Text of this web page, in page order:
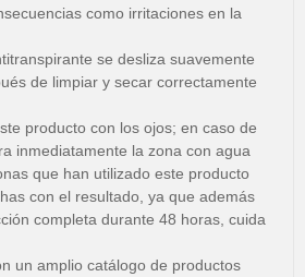
como irritaciones en la
se desliza suavemente
de limpiar y secar correctamente
producto con los ojos; en caso de
inmediatamente la zona con agua
que han utilizado este producto
con el resultado, ya que además
completa durante 48 horas, cuida
un amplio catálogo de productos